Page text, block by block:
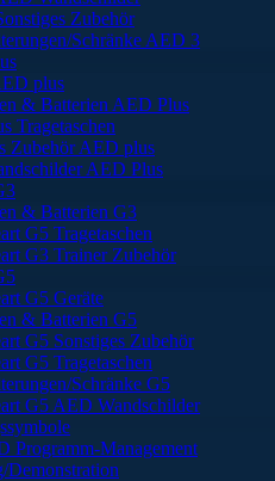
Zubehör
Schränke AED 3
plus
& Batterien AED Plus
Tragetaschen
Zubehör AED plus
AED Plus
& Batterien G3
G5 Tragetaschen
G3 Trainer Zubehör
G5 Geräte
& Batterien G5
G5 Sonstiges Zubehör
G5 Tragetaschen
Schränke G5
G5 AED Wandschilder
Programm-Management